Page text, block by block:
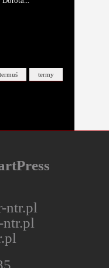
termuś termy
ntr.pl
ntr.pl